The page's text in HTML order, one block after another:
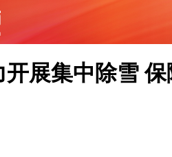
展集中除雪 保